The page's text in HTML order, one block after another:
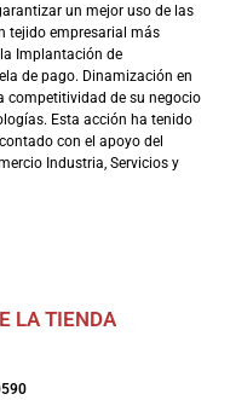
un mejor uso de las
tejido empresarial más
Implantación de
de pago. Dinamización en
competitividad de su negocio
Esta acción ha tenido
con el apoyo del
Industria, Servicios y
LA TIENDA